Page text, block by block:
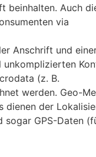
beinhalten. Auch
via
Anschrift und
unkomplizierten
(z. B.
werden. Geo-
dienen der
sogar GPS-Daten